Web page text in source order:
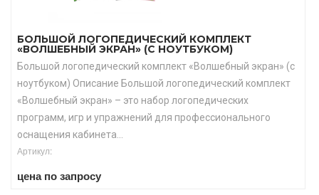
БОЛЬШОЙ ЛОГОПЕДИЧЕСКИЙ КОМПЛЕКТ
«ВОЛШЕБНЫЙ ЭКРАН» (С НОУТБУКОМ)
Большой логопедический комплект «Волшебный экран» (с
ноутбуком) Описание Большой логопедический комплект
«Волшебный экран» – это набор логопедических
программ, игр и упражнений для профессионального
оснащения кабинета...
Артикул:
цена по запросу